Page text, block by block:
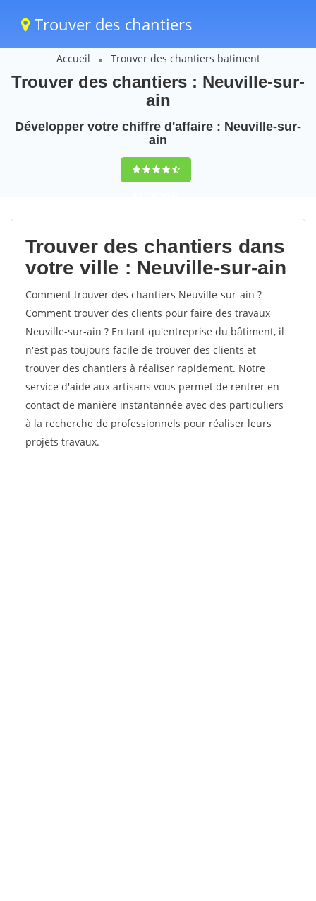
Trouver des chantiers
Accueil Trouver des chantiers batiment
Trouver des chantiers : Neuville-sur-
ain
Développer votre chiffre d'affaire : Neuville-sur-
ain
9,5(100%)49
votes
Trouver des chantiers dans
votre ville : Neuville-sur-ain
Comment trouver des chantiers Neuville-sur-ain ?
Comment trouver des clients pour faire des travaux
Neuville-sur-ain ? En tant qu'entreprise du bâtiment, il
n'est pas toujours facile de trouver des clients et
trouver des chantiers à réaliser rapidement. Notre
service d'aide aux artisans vous permet de rentrer en
contact de manière instantannée avec des particuliers
à la recherche de professionnels pour réaliser leurs
projets travaux.